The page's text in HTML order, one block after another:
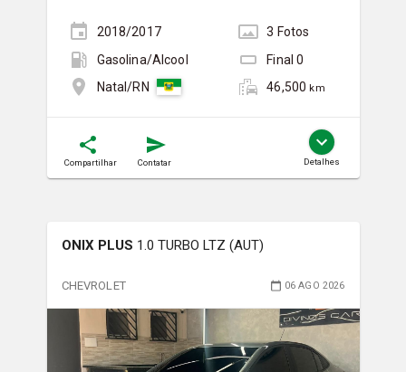
2018/2017 3 Fotos
Gasolina/Álcool
Final0
Natal/RN
46,500 km
Compartilhar Contatar Detalhes
ONIX PLUS 1.0 TURBO LTZ (AUT)
CHEVROLET 06 AGO 2026